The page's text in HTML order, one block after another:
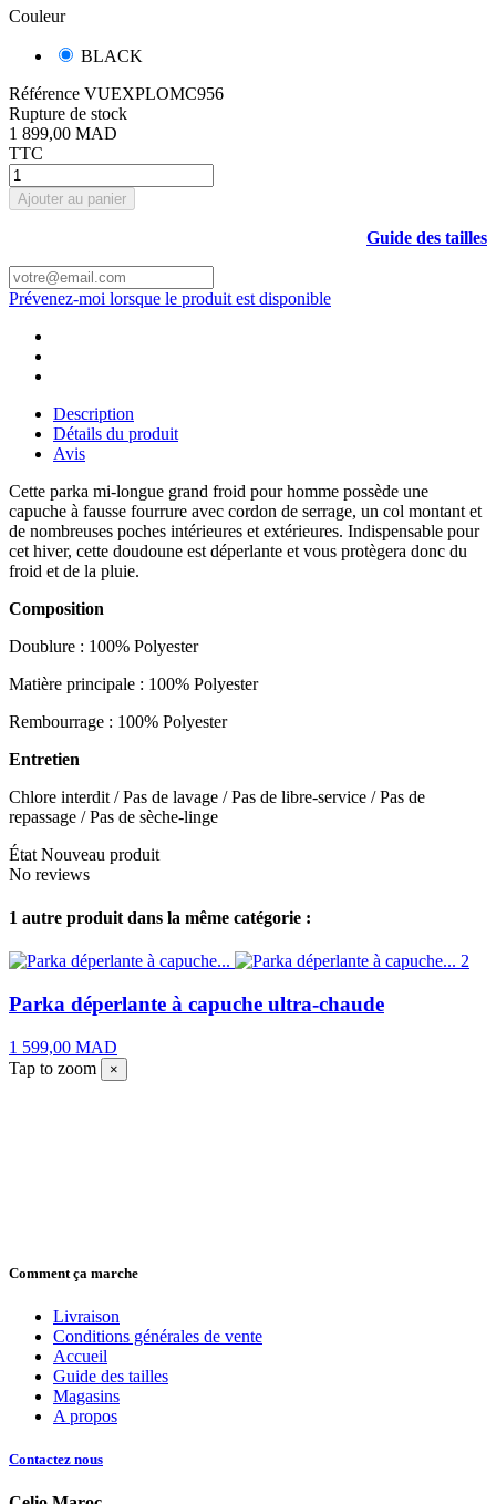
Couleur
BLACK
Référence VUEXPLOMC956
Rupture de stock
1 899,00 MAD
TTC
Ajouter au panier
Guide des tailles
Prévenez-moi lorsque le produit est disponible
Description
Détails du produit
Avis
Cette parka mi-longue grand froid pour homme possède une
capuche à fausse fourrure avec cordon de serrage, un col montant et
de nombreuses poches intérieures et extérieures. Indispensable pour
cet hiver, cette doudoune est déperlante et vous protègera donc du
froid et de la pluie.
Composition
Doublure : 100% Polyester
Matière principale : 100% Polyester
Rembourrage : 100% Polyester
Entretien
Chlore interdit / Pas de lavage / Pas de libre-service / Pas de
repassage / Pas de sèche-linge
État Nouveau produit
No reviews
1 autre produit dans la même catégorie :
Parka déperlante à capuche ultra-chaude
1 599,00 MAD
Tap to zoom
×
Comment ça marche
Livraison
Conditions générales de vente
Accueil
Guide des tailles
Magasins
A propos
Contactez nous